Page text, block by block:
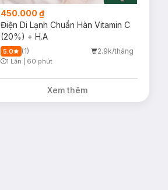
450.000 ₫
Điện Di Lạnh Chuẩn Hàn Vitamin C
(20%) + H.A
5.0 (1) 2.9k/tháng
1 Lần 60 phút
Xem thêm